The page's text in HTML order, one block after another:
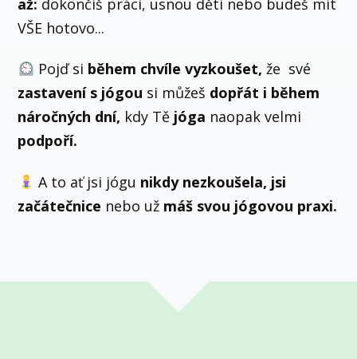
až: dokončíš práci, usnou děti nebo budeš mít
VŠE hotovo...
Pojď si během chvíle vyzkoušet, že své
zastavení s jógou si můžeš dopřát i během
náročných dní, kdy Tě jóga naopak velmi
podpoří.
A to ať jsi jógu nikdy nezkoušela, jsi
začátečnice nebo už máš svou jógovou praxi.